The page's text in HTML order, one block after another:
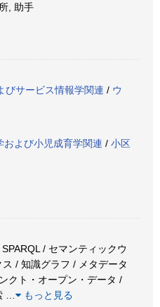
, 助手
びサービス情報学関連 / ウ
よび小児成育学関連 / 小区
/ セマンティックウ
/ 知識グラフ / メタデータ
クト・オープン・データ /
もっと見る